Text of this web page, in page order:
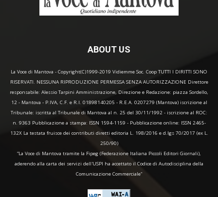
ABOUT US
La Voce di Mantova - Copyright(C)1999-2019 Vidiemme Soc. Coop TUTTI I DIRITTI SONO
RISERVATI. NESSUNA RIPRODUZIONE PERMESSA SENZA AUTORIZZAZIONE Direttore
responsabile: Alessio Tarpini Amministrazione, Direzione e Redazione: piazza Sordello,
12 - Mantova - P.IVA, C.F. e R.I. 01898140205 - R.E.A. 0207279 (Mantova) iscrizione al
Tribunale: iscritta al Tribunale di Mantova al n. 25 del 30/11/1992 - iscrizione al ROC:
n. 9363 Pubblicazione a stampa: ISSN 1594-1159 - Pubblicazione online: ISSN 2465-
132X La testata fruisce dei contributi diretti editoria L. 198/2016 e d.lgs 70/2017 (ex L.
250/90)
“La Voce di Mantova tramite la Fipeg (Federazione Italiana Piccoli Editori Giornali),
aderendo alla carta dei servizi dell'USPI ha accettato il Codice di Autodisciplina della
Comunicazione Commerciale"